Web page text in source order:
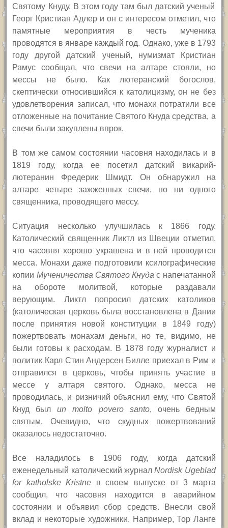
Святому Кнуду. В этом году там был датский ученый
Георг Кристиан Адлер и он с интересом отметил, что
памятные мероприятия в честь мученика
проводятся в январе каждый год. Однако, уже в 1793
году другой датский ученый, нумизмат Кристиан
Рамус сообщал, что свечи на алтаре стояли, но
мессы не было. Как лютеранский богослов,
скептически относившийся к католицизму, он не без
удовлетворения записал, что монахи потратили все
отложенные на почитание Святого Кнуда средства, а
свечи были закуплены впрок.
В том же самом состоянии часовня находилась и в
1819 году, когда ее посетил датский викарий-
лютеранин Фредерик Шмидт. Он обнаружил на
алтаре четыре зажженных свечи, но ни одного
священника, проводящего мессу.
Ситуация несколько улучшилась к 1866 году.
Католический священникЛиктл из Швеции отметил,
что часовня хорошо украшена и в ней проводится
месса. Монахи даже подготовили ксилографические
копии Мученичества Святого Кнуда с напечатанной
на обороте молитвой, которые раздавали
верующим. Ликтл попросил датских католиков
(католическая церковь была восстановлена в Дании
после принятия новой конституции в 1849 году)
пожертвовать монахам деньги, но те, видимо, не
были готовы к расходам. В 1878 году журналист и
политик Карл Стин Андерсен Билле приехал в Рим и
отправился в церковь, чтобы принять участие в
мессе у алтаря святого. Однако, месса не
проводилась, и ризничий объяснил ему, что Святой
Кнуд былun molto povero santo, очень бедным
святым. Очевидно, что скудных пожертвований
оказалось недостаточно.
Все наладилось в 1906 году, когда датский
еженедельный католический журналNordisk Ugeblad
for katholske Kristne в своем выпуске от 3 марта
сообщил, что часовня находится в аварийном
состоянии и объявил сбор средств.
Внесли свой
вклад и некоторые художники. Например, Тор Ланге